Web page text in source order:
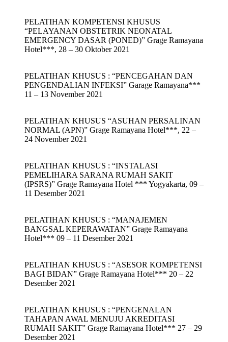
PELATIHAN KOMPETENSI KHUSUS
“PELAYANAN OBSTETRIK NEONATAL
EMERGENCY DASAR (PONED)” Grage Ramayana
Hotel***, 28 – 30 Oktober 2021
PELATIHAN KHUSUS : “PENCEGAHAN DAN
PENGENDALIAN INFEKSI” Garage Ramayana***
11 – 13 November 2021
PELATIHAN KHUSUS “ASUHAN PERSALINAN
NORMAL (APN)” Grage Ramayana Hotel***, 22 –
24 November 2021
PELATIHAN KHUSUS : “INSTALASI
PEMELIHARA SARANA RUMAH SAKIT
(IPSRS)” Grage Ramayana Hotel *** Yogyakarta, 09 –
11 Desember 2021
PELATIHAN KHUSUS : “MANAJEMEN
BANGSAL KEPERAWATAN” Grage Ramayana
Hotel*** 09 – 11 Desember 2021
PELATIHAN KHUSUS : “ASESOR KOMPETENSI
BAGI BIDAN” Grage Ramayana Hotel*** 20 – 22
Desember 2021
PELATIHAN KHUSUS : “PENGENALAN
TAHAPAN AWAL MENUJU AKREDITASI
RUMAH SAKIT” Grage Ramayana Hotel*** 27 – 29
Desember 2021